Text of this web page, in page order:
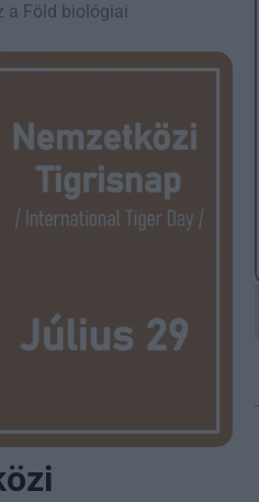
a Föld biológiai